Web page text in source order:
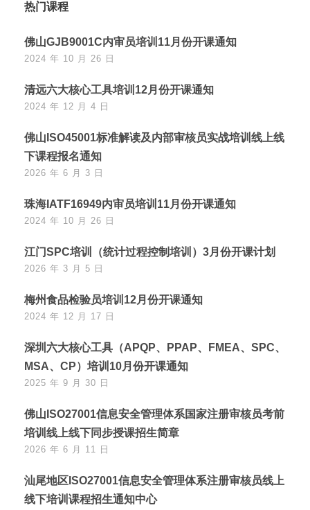
热门课程
佛山GJB9001C内审员培训11月份开课通知
2024 年 10 月 26 日
清远六大核心工具培训12月份开课通知
2024 年 12 月 4 日
佛山ISO45001标准解读及内部审核员实战培训线上线
下课程报名通知
2026 年 6 月 3 日
珠海IATF16949内审员培训11月份开课通知
2024 年 10 月 26 日
江门SPC培训（统计过程控制培训）3月份开课计划
2026 年 3 月 5 日
梅州食品检验员培训12月份开课通知
2024 年 12 月 17 日
深圳六大核心工具（APQP、PPAP、FMEA、SPC、
MSA、CP）培训10月份开课通知
2025 年 9 月 30 日
佛山ISO27001信息安全管理体系国家注册审核员考前
培训线上线下同步授课招生简章
2026 年 6 月 11 日
汕尾地区ISO27001信息安全管理体系注册审核员线上
线下培训课程招生通知中心